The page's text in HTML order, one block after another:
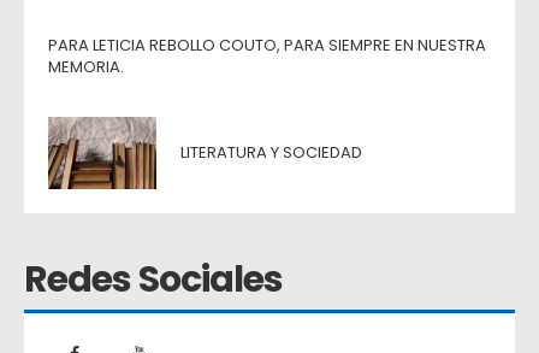
PARA LETICIA REBOLLO COUTO, PARA SIEMPRE EN NUESTRA
MEMORIA.
LITERATURA Y SOCIEDAD
Redes Sociales